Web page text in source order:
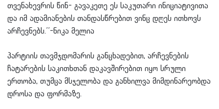
თვენახევრის წინ- გავაკეთე ეს საკუთარი ინიციატივითა
და იმ ადამიანების თანდასწრებით ვინც დღეს ითხოვს
არჩევნებს.’’-ნიკა მელია
პარტიის თავმჯდომარის განცხადებით, არჩევნების
ჩატარების საკითხთან დაკავშირებით იყო სრული
ერთობა, თუმცა მსჯელობა და განხილვა მიმდინარეობდა
დროსა და ფორმაზე.